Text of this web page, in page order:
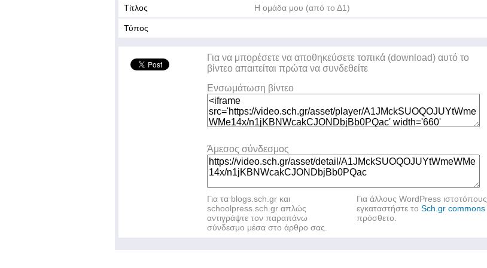
Τίτλος Η ομάδα μου (από το Δ1)
Τύπος
Για να μπορέσετε να αποθηκεύσετε τοπικά (download) αυτό το
βίντεο απαιτείται πρώτα να συνδεθείτε
Ενσωμάτωση βίντεο
Άμεσος σύνδεσμος
Για τα blogs.sch.gr και
schoolpress.sch.gr απλώς
αντιγράψτε τον παραπάνω
σύνδεσμο μέσα στο άρθρο σας.
Για άλλους WordPress ιστοτόπους
εγκαταστήστε το Sch.gr commons
πρόσθετο.